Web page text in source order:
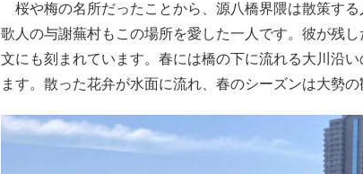
桜や梅の名所だったことから、源八橋界隈は散策す
歌人の与謝蕪村もこの場所を愛した一人です。彼が残
文にも刻まれています。春には橋の下に流れる大川沿
ます。散った花弁が水面に流れ、春のシーズンは大勢